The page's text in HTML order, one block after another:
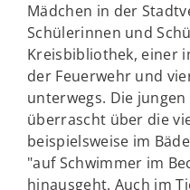
Mädchen in der
Schülerinnen und
Kreisbibliothek, einer
der Feuerwehr und
unterwegs. Die
überrascht über die
beispielsweise im
"auf Schwimmer im
hinausgeht. Auch im